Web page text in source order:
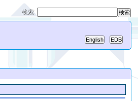
検索: